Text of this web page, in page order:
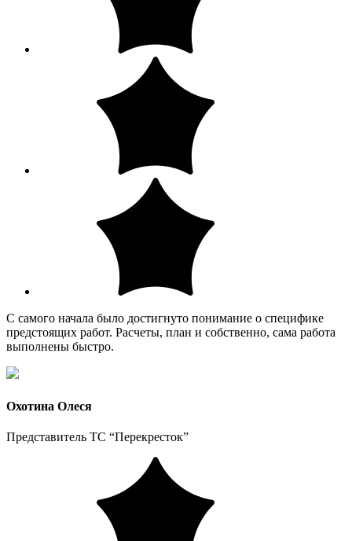
С самого начала было достигнуто понимание о специфике
предстоящих работ. Расчеты, план и собственно, сама работа
выполнены быстро.
Охотина Олеся
Представитель ТС “Перекресток”